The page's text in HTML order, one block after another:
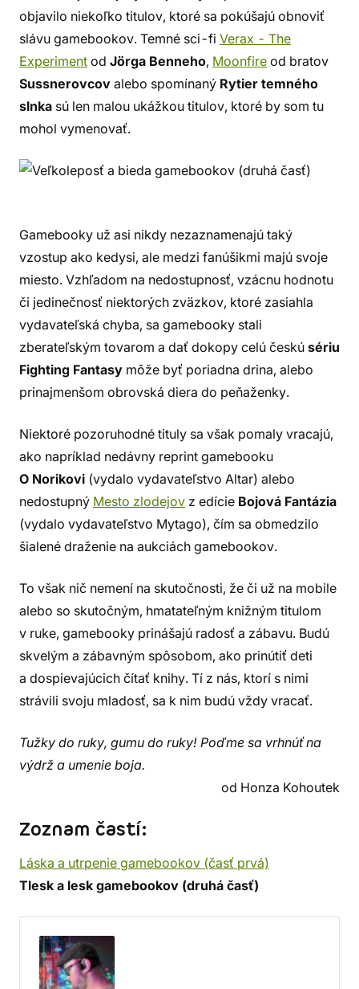
objavilo niekoľko titulov, ktoré sa pokúšajú obnoviť
slávu gamebookov. Temné sci-fi Verax - The
Experiment od Jörga Benneho, Moonfire od bratov
Sussnerovcov alebo spomínaný Rytier temného
slnka sú len malou ukážkou titulov, ktoré by som tu
mohol vymenovať.
Gamebooky už asi nikdy nezaznamenajú taký
vzostup ako kedysi, ale medzi fanúšikmi majú svoje
miesto. Vzhľadom na nedostupnosť, vzácnu hodnotu
či jedinečnosť niektorých zväzkov, ktoré zasiahla
vydavateľská chyba, sa gamebooky stali
zberateľským tovarom a dať dokopy celú českú sériu
Fighting Fantasy môže byť poriadna drina, alebo
prinajmenšom obrovská diera do peňaženky.
Niektoré pozoruhodné tituly sa však pomaly vracajú,
ako napríklad nedávny reprint gamebooku
O Norikovi (vydalo vydavateľstvo Altar) alebo
nedostupný Mesto zlodejov z edície Bojová Fantázia
(vydalo vydavateľstvo Mytago), čím sa obmedzilo
šialené draženie na aukciách gamebookov.
To však nič nemení na skutočnosti, že či už na mobile
alebo so skutočným, hmatateľným knižným titulom
v ruke, gamebooky prinášajú radosť a zábavu. Budú
skvelým a zábavným spôsobom, ako prinútiť deti
a dospievajúcich čítať knihy. Tí z nás, ktorí s nimi
strávili svoju mladosť, sa k nim budú vždy vracať.
Tužky do ruky, gumu do ruky! Poďme sa vrhnúť na
výdrž a umenie boja.
od Honza Kohoutek
Zoznam častí:
Láska a utrpenie gamebookov (časť prvá)
Tlesk a lesk gamebookov (druhá časť)